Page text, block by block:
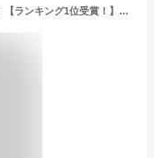
《マラソン期間限定クーポン配布中！！》【ランキング1位受賞！】上質なイタリアンカーボンレザー ラウンドファスナー《GRACE》 長財布 メンズ 財布 大容量 革 本革 牛革 人気 男性 イタリアン ギフト サイフ 長サイフ プレゼント コードバン ロングウォレット